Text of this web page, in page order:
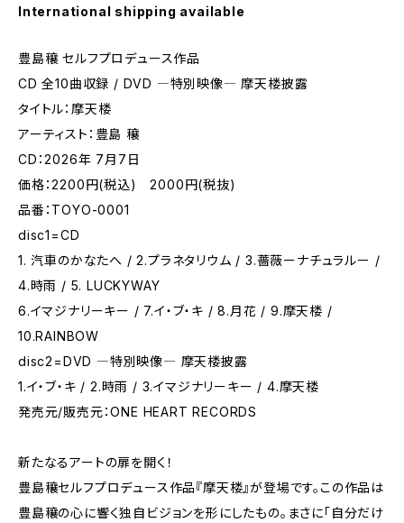
International shipping available
豊島穰 セルフプロデュース作品
CD 全10曲収録 / DVD ―特別映像― 摩天楼披露
タイトル：摩天楼
アーティスト：豊島 穰
CD：2026年 7月7日
価格：2200円(税込) 2000円(税抜)
品番：TOYO-0001
disc1=CD
1. 汽車のかなたへ / 2.プラネタリウム / 3.薔薇ーナチュラルー /
4.時雨 / 5. LUCKYWAY
6.イマジナリーキー / 7.イ・ブ・キ / 8.月花 / 9.摩天楼 /
10.RAINBOW
disc2=DVD ―特別映像― 摩天楼披露
1.イ・ブ・キ / 2.時雨 / 3.イマジナリーキー / 4.摩天楼
発売元/販売元：ONE HEART RECORDS
新たなるアートの扉を開く！
豊島穰セルフプロデュース作品『摩天楼』が登場です。この作品は
豊島穰の心に響く独自ビジョンを形にしたもの。まさに「自分だけ